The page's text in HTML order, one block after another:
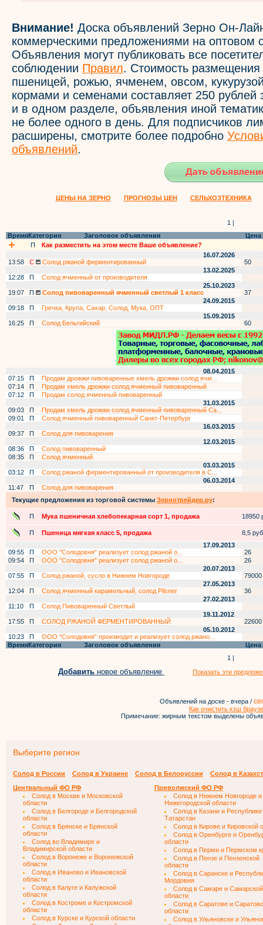
Внимание! Доска объявлений Зерно Он-
коммерческими предложениями на оптовом
Объявления могут публиковать все
соблюдении Правил. Стоимость
пшеницей, рожью, ячменем, овсом,
кормами и семенами составляет 250 рублей
и в одном разделе, объявления иной
не более одного в день. Для подписчиков
расширены, смотрите более подробно
объявлений.
ЦЕНЫ НА ЗЕРНО ПРОГНОЗЫ ЦЕН СЕЛЬХОЗТЕХНИКА
1 |
ВремяКатегория Заголовок объявления
Цена
П
Как разместить на этом месте Ваше объявление?
16.07.2026
13:58
С Солод ржаной ферментированный
50
13.02.2025
12:28
П
Солод ячменный от производителя
25.10.2023
19:07
П Солод пивоваренный ячменный светлый 1 класс
37
24.09.2015
09:18
П
Гречка, Крупа, Сахар, Солод, Мука, ОПТ
15.09.2015
16:25
П Солод Бельгийский 60
08.04.2015
07:15
П
Продам дрожжи пивоваренные хмель дрожжи солод ячм...
07:14
П
Продам хмель дрожжи солод ячменный пивоваренный
07:12
П
Продам солод ячменный пивоваренный
31.03.2015
09:03
П
Продам хмель дрожжи солод ячменный пивоваренный Са...
09:01
П
Солод ячменный пивоваренный Санкт-Петербург
16.03.2015
09:37
П
Солод для пивоварения
12.03.2015
08:36
П
Солод пивоваренный
08:35
П
Солод ячменный
03.03.2015
03:12
П
Солод ржаной ферментированный от производителя в С...
06.03.2014
11:47
П
Солод для пивоварения
Текущие предложения из торговой системы Зернотрейдер.ру:
П Мука пшеничная хлебопекарная сорт 1, продажа 18950
П Пшеница мягкая класс 5, продажа
8,5
17.09.2013
09:55
П ООО "Солодовня" реализует солод ржаной о...
26
09:54
П ООО "Солодовня" реализует солод ржаной о...
26
20.07.2013
07:55
П Солод ржаной, сусло в Нижнем Новгороде
79000
27.05.2013
12:04
П Солод ячменный карамельный, солод Pilsner
36
27.02.2013
11:10
П
Солод Пивоваренный Светлый
19.11.2012
17:55
П СОЛОД РЖАНОЙ ФЕРМЕНТИРОВАННЫЙ
22600
05.10.2012
10:23
П
ООО "Солодовня" производит и реализует солод ржано...
ВремяКатегория Заголовок объявления
Цена
1 |
Добавить новое объявление Показать эти
Объявлений на доске - вчера /
Как очистить кэш
Примечание: жирным текстом выделены
Выберите регион
Солод в России Солод в Украине Солод в Белоруссии
Солод в
Центральный ФО РФ
Солод в Москве и Московской
области
Солод в Белгороде и Белгородской
области
Солод в Брянске и Брянской
области
Солод во Владимире и
Владимирской области
Солод в Воронеже и Воронежской
области
Солод в Иваново и Ивановской
области
Солод в Калуге и Калужской
области
Солод в Костроме и Костромской
области
Солод в Курске и Курской области
Приволжский ФО РФ
Солод в Нижнем Новгороде и
Нижегородской области
Солод в Казани и Республике
Татарстан
Солод в Кирове и Кировской
Солод в Оренбурге и
области
Солод в Перми и Пермском
Солод в Пензе и Пензенской
области
Солод в Саранске и
Мордовия
Солод в Самаре и Самарской
области
Солод в Саратове и
области
Солод в Ульяновске и